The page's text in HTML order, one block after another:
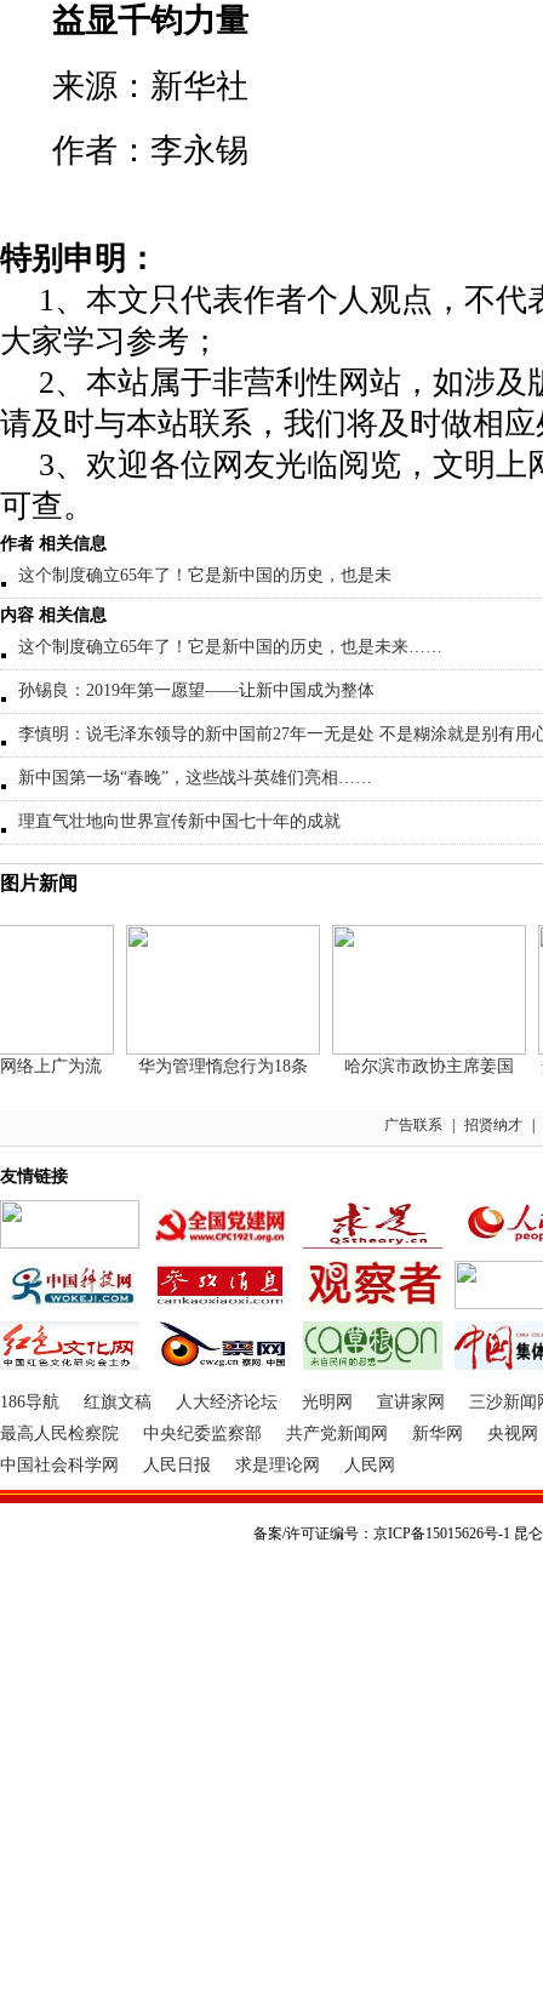
益显千钧力量
来源：新华社
作者：李永锡
特别申明：
1、本文只代表作者个人观点，不代
大家学习参考；
2、本站属于非营利性网站，如涉及
请及时与本站联系，我们将及时做相
3、欢迎各位网友光临阅览，文明上
可查。
作者 相关信息
这个制度确立65年了！它是新中国的历史，也是未
内容 相关信息
这个制度确立65年了！它是新中国的历史，也是未来……
孙锡良：2019年第一愿望——让新中国成为整体
李慎明：说毛泽东领导的新中国前27年一无是处 不是糊涂就是别有用
新中国第一场“春晚”，这些战斗英雄们亮相……
理直气壮地向世界宣传新中国七十年的成就
图片新闻
上广为流 华为管理惰怠行为18条 哈尔滨市政协主席姜国
广告联系 | 招贤纳才 |
友情链接
186导航 红旗文稿 人大经济论坛 光明网 宣讲家网
三沙新闻
最高人民检察院
中央纪委监察部 共产党新闻网 新华网
央视网
中国社会科学网
人民日报 求是理论网 人民网
备案/许可证编号：京ICP备15015626号-1 昆